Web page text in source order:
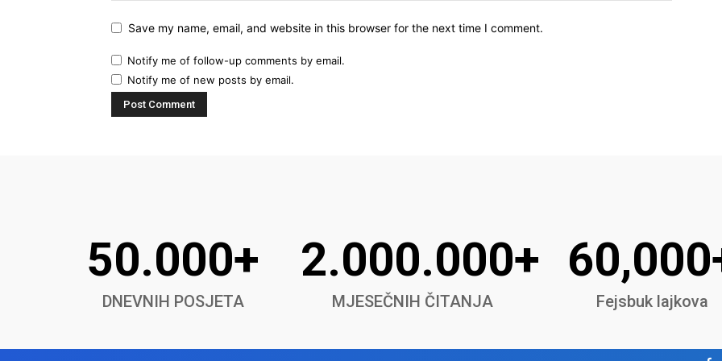
Save my name, email, and website in this browser for the next time I comment.
Notify me of follow-up comments by email.
Notify me of new posts by email.
50.000+
DNEVNIH POSJETA
2.000.000+
MJESEČNIH ČITANJA Fejsbuk lajkova